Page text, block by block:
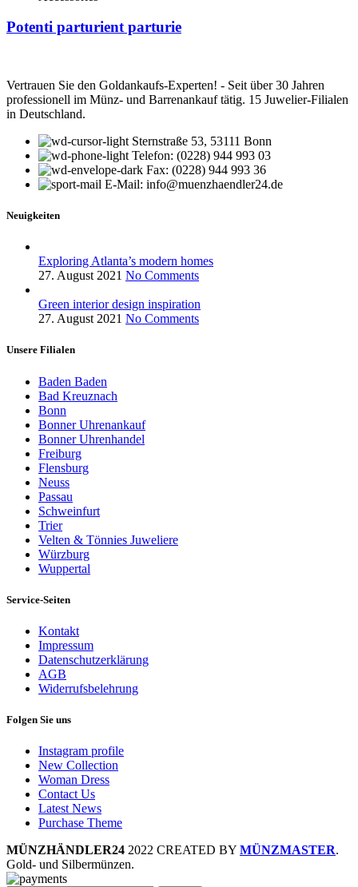
Potenti parturient parturie
Vertrauen Sie den Goldankaufs-Experten! - Seit über 30 Jahren
professionell im Münz- und Barrenankauf tätig. 15 Juwelier-Filialen
in Deutschland.
Sternstraße 53, 53111 Bonn
Telefon: (0228) 944 993 03
Fax: (0228) 944 993 36
E-Mail: info@muenzhaendler24.de
Neuigkeiten
Exploring Atlanta’s modern homes
27. August 2021 No Comments
Green interior design inspiration
27. August 2021 No Comments
Unsere Filialen
Baden Baden
Bad Kreuznach
Bonn
Bonner Uhrenankauf
Bonner Uhrenhandel
Freiburg
Flensburg
Neuss
Passau
Schweinfurt
Trier
Velten & Tönnies Juweliere
Würzburg
Wuppertal
Service-Seiten
Kontakt
Impressum
Datenschutzerklärung
AGB
Widerrufsbelehrung
Folgen Sie uns
Instagram profile
New Collection
Woman Dress
Contact Us
Latest News
Purchase Theme
MÜNZHÄNDLER24 2022 CREATED BY MÜNZMASTER.
Gold- und Silbermünzen.